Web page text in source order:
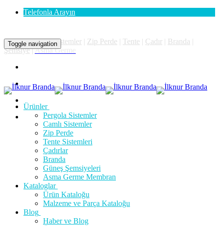
Telefonla Arayın
Pergola| Camlı Sistemler | Zip Perde | Tente | Çadır | Branda |
Şemsiye|Asma Germe
Toggle navigation
Ürünler
Pergola Sistemler
Camlı Sistemler
Zip Perde
Tente Sistemleri
Çadırlar
Branda
Güneş Şemsiyeleri
Asma Germe Membran
Kataloglar
Ürün Kataloğu
Malzeme ve Parça Kataloğu
Blog
Haber ve Blog